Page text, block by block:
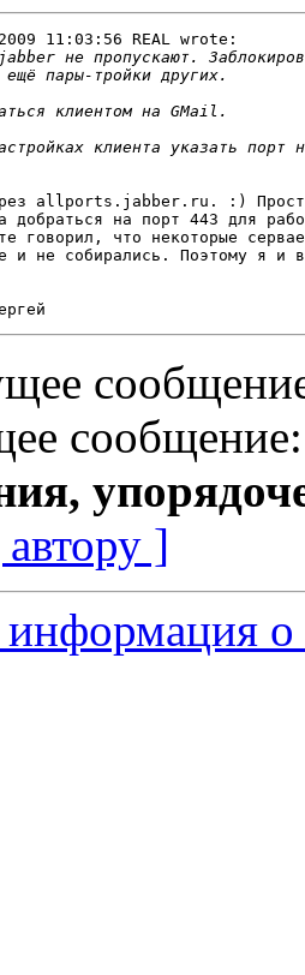
11:03:56 REAL wrote:
allports.jabber.ru. :)
добраться на порт 443 для
говорил, что некоторые
и не собирались. Поэтому я и
]
о